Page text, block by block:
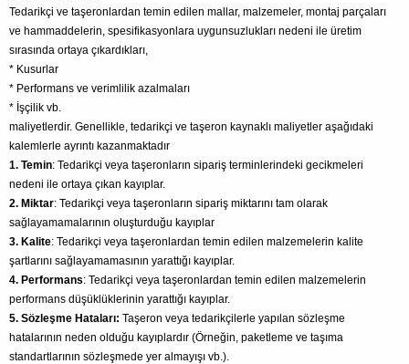
Tedarikçi ve taşeronlardan temin edilen mallar, malzemeler, montaj parçaları
ve hammaddelerin, spesifikasyonlara uygunsuzlukları nedeni ile üretim
sırasında ortaya çıkardıkları,
* Kusurlar
* Performans ve verimlilik azalmaları
* İşçilik vb.
maliyetlerdir. Genellikle, tedarikçi ve taşeron kaynaklı maliyetler aşağıdaki
kalemlerle ayrıntı kazanmaktadır
1. Temin: Tedarikçi veya taşeronların sipariş terminlerindeki gecikmeleri
nedeni ile ortaya çıkan kayıplar.
2. Miktar: Tedarikçi veya taşeronların sipariş miktarını tam olarak
sağlayamamalarının oluşturduğu kayıplar
3. Kalite: Tedarikçi veya taşeronlardan temin edilen malzemelerin kalite
şartlarını sağlayamamasının yarattığı kayıplar.
4. Performans: Tedarikçi veya taşeronlardan temin edilen malzemelerin
performans düşüklüklerinin yarattığı kayıplar.
5. Sözleşme Hataları: Taşeron veya tedarikçilerle yapılan sözleşme
hatalarının neden olduğu kayıplardır (Örneğin, paketleme ve taşıma
standartlarının sözleşmede yer almayışı vb.).